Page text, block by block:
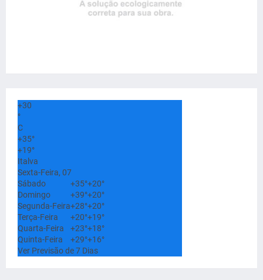
+30
°
C
+35°
+19°
Italva
Sexta-Feira, 07
Sábado
+35°+20°
Domingo
+39°+20°
Segunda-Feira+28°+20°
Terça-Feira
+20°+19°
Quarta-Feira
+23°+18°
Quinta-Feira
+29°+16°
Ver Previsão de 7 Dias